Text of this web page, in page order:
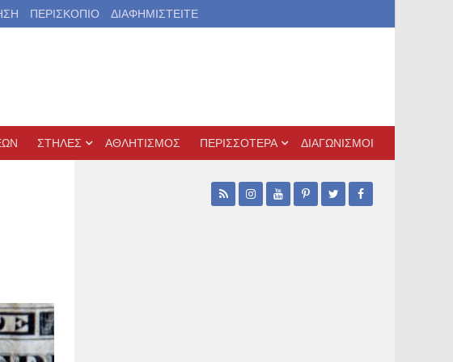
ΠΕΡΙΣΚΟΠΙΟ ΔΙΑΦΗΜΙΣΤΕΙΤΕ
ΣΤΗΛΕΣ ΑΘΛΗΤΙΣΜΟΣ ΠΕΡΙΣΣΟΤΕΡΑ ΔΙΑΓΩΝΙΣΜΟΙ